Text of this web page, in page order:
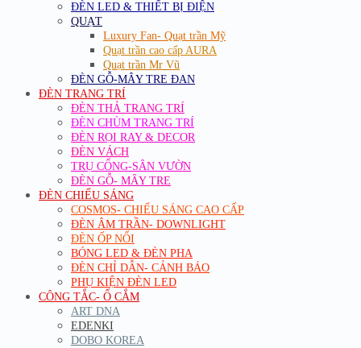
ĐÈN LED & THIẾT BỊ ĐIỆN
QUẠT
Luxury Fan- Quạt trần Mỹ
Quạt trần cao cấp AURA
Quạt trần Mr Vũ
ĐÈN GỖ-MÂY TRE ĐAN
ĐÈN TRANG TRÍ
ĐÈN THẢ TRANG TRÍ
ĐÈN CHÙM TRANG TRÍ
ĐÈN RỌI RAY & DECOR
ĐÈN VÁCH
TRỤ CỔNG-SÂN VƯỜN
ĐÈN GỖ- MÂY TRE
ĐÈN CHIẾU SÁNG
COSMOS- CHIẾU SÁNG CAO CẤP
ĐÈN ÂM TRẦN- DOWNLIGHT
ĐÈN ỐP NỔI
BÓNG LED & ĐÈN PHA
ĐÈN CHỈ DẪN- CẢNH BÁO
PHỤ KIỆN ĐÈN LED
CÔNG TẮC- Ổ CẮM
ART DNA
EDENKI
DOBO KOREA